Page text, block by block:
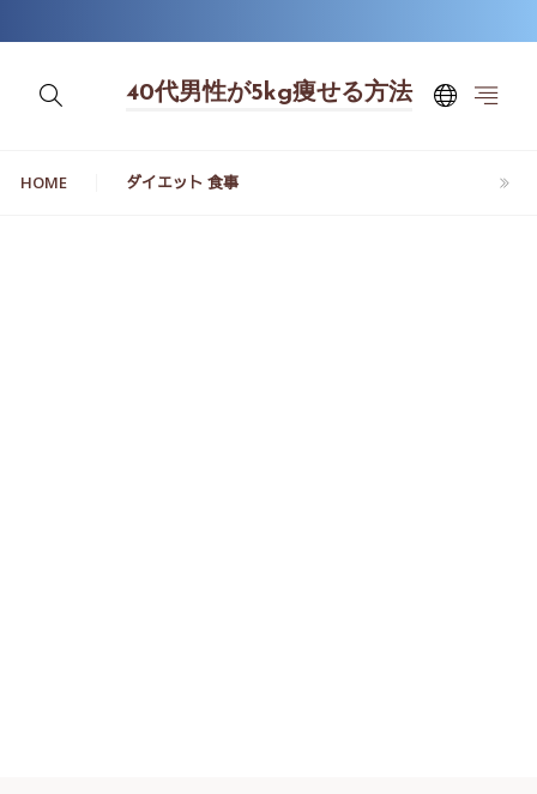
40代男性が5kg痩せる方法
HOME ダイエット 食事